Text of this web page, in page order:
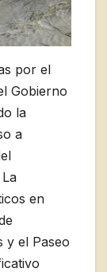
por el
Gobierno
la
a
en
y el Paseo